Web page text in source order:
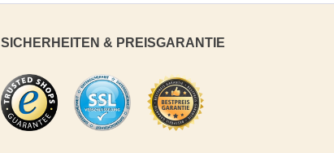
SICHERHEITEN & PREISGARANTIE